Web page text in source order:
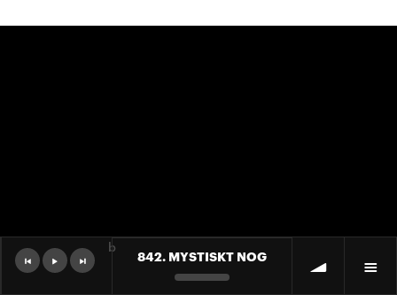
842. MYSTISKT NOG
b